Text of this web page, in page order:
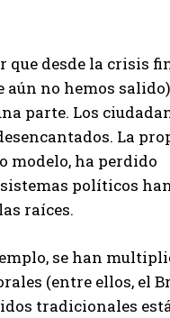
que desde la crisis
aún no hemos
parte. Los
La
modelo, ha perdido
políticos
raíces.
se han
(entre ellos, el
tradicionales